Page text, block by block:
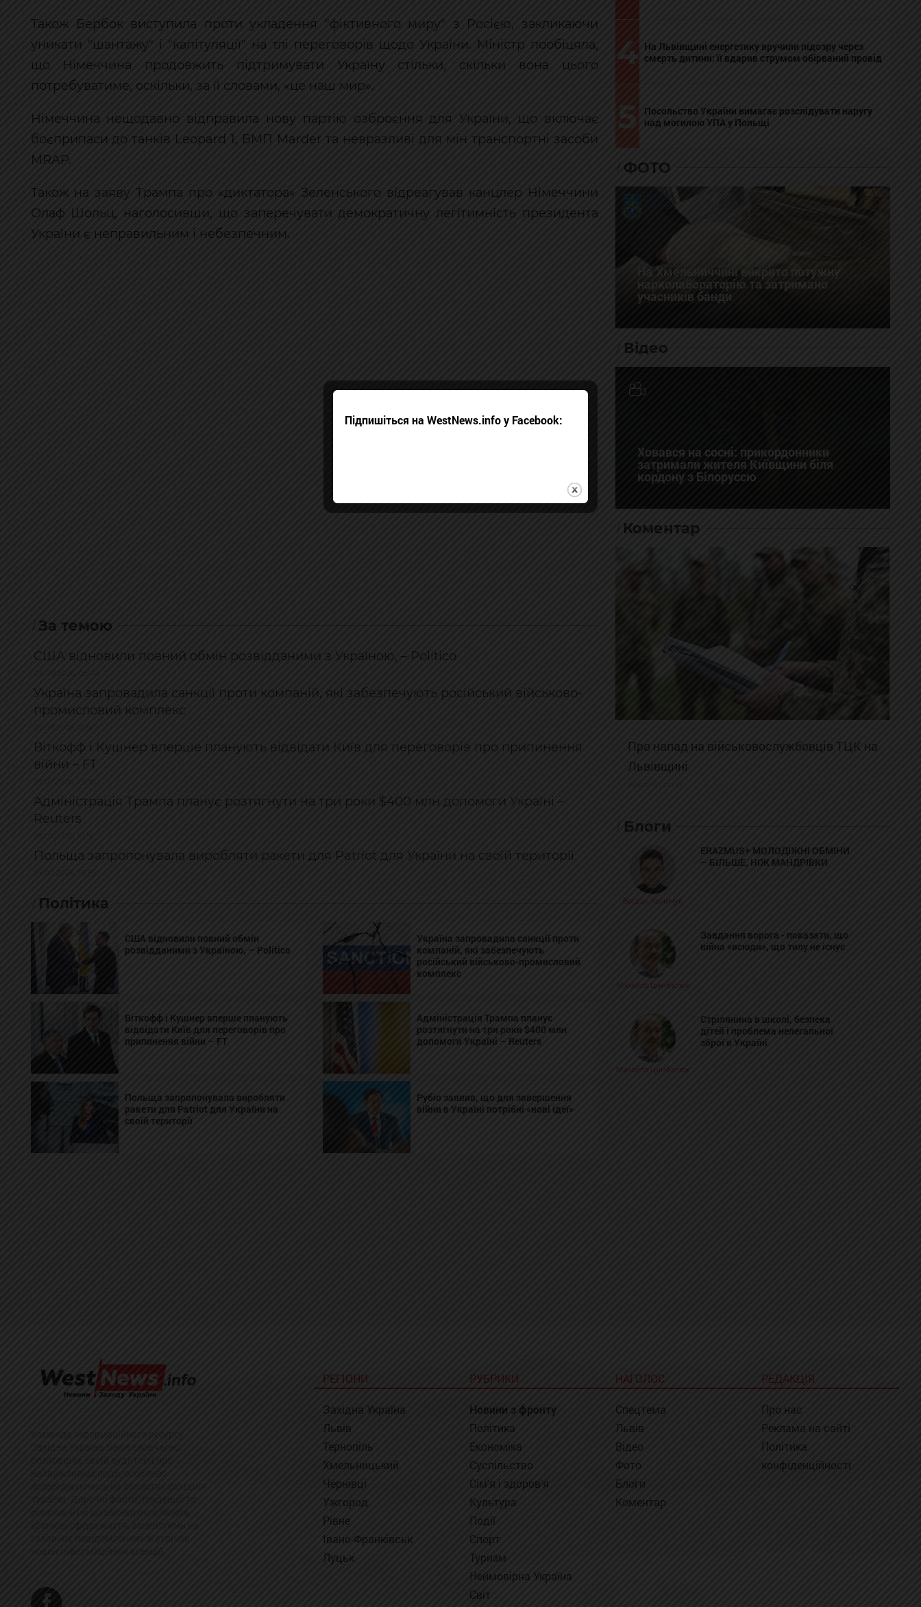
Також Бербок виступила проти укладення "фіктивного миру" з Росією, закликаючи
уникати "шантажу" і "капітуляції" на тлі переговорів щодо України. Міністр пообіцяла,
що Німеччина продовжить підтримувати Україну стільки, скільки вона цього
потребуватиме, оскільки, за її словами, «це наш мир».
Німеччина нещодавно відправила нову партію озброєння для України, що включає
боєприпаси до танків Leopard 1, БМП Marder та невразливі для мін транспортні засоби
MRAP.
Також на заяву Трампа про «диктатора» Зеленського відреагував канцлер Німеччини
Олаф Шольц, наголосивши, що заперечувати демократичну легітимність президента
України є неправильним і небезпечним.
За темою
США відновили повний обмін розвідданими з Україною, – Politico
Україна запровадила санкції проти компаній, які забезпечують російський військово-
промисловий комплекс
Віткофф і Кушнер вперше планують відвідати Київ для переговорів про припинення
війни – FT
Адміністрація Трампа планує розтягнути на три роки $400 млн допомоги Україні –
Reuters
Польща запропонувала виробляти ракети для Patriot для України на своїй території
Політика
США відновили повний обмін
розвідданими з Україною, – Politico
Україна запровадила санкції проти
компаній, які забезпечують
російський військово-промисловий
комплекс
Віткофф і Кушнер вперше планують
відвідати Київ для переговорів про
припинення війни – FT
Адміністрація Трампа планує
розтягнути на три роки $400 млн
допомоги Україні – Reuters
Польща запропонувала виробляти
ракети для Patriot для України на
своїй території
Рубіо заявив, що для завершення
війни в Україні потрібні «нові ідеї»
4 На Львівщині енергетику вручили підозру через
смерть дитини: її вдарив струмом обірваний провід
5
Посольство України вимагає розслідувати наругу
над могилою УПА у Польщі
ФОТО
На Хмельниччині викрито потужну
нарколабораторію та затримано
учасників банди
Відео
Ховався на сосні: прикордонники
затримали жителя Київщини біля
кордону з Білоруссю
Коментар
Про напад на військовослужбовців ТЦК на
Львівщині
Блоги
Богдан Козійчук
ERAZMUS+ МОЛОДІЖНІ ОБМІНИ
– БІЛЬШЕ, НІЖ МАНДРІВКИ
Михайло Цимбалюк
Завдання ворога - показати, що
війна «всюди», що тилу не існує
Михайло Цимбалюк
Стрілянина в школі, безпека
дітей і проблема нелегальної
зброї в Україні
РЕГІОНИ
Західна Україна
Львів
Тернопіль
Хмельницький
Чернівці
Ужгород
Рівне
Івано-Франківськ
Луцьк
РУБРИКИ
Новини з фронту
Політика
Економіка
Суспільство
Сім'я і здоров'я
Культура
Події
Спорт
Туризм
Неймовірна Україна
Світ
НАГОЛОС
Спецтема
Львів
Відео
Фото
Блоги
Коментар
РЕДАКЦІЯ
Про нас
Реклама на сайті
Політика
конфіденційності
Підпишіться на WestNews.info у Facebook: